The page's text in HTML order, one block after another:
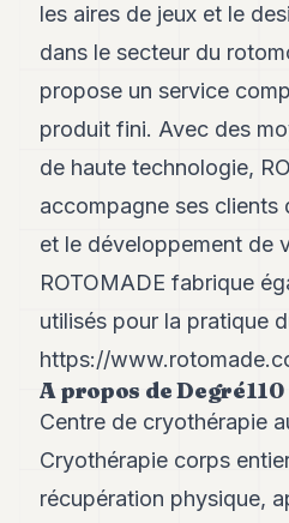
les aires de jeux et le
dans le secteur du
propose un service
produit fini. Avec des
de haute technologie,
accompagne ses clients
et le développement de
ROTOMADE fabrique
utilisés pour la pratique
https://
A propos de Degré110
Centre de cryothérapie
Cryothérapie corps
récupération physique,